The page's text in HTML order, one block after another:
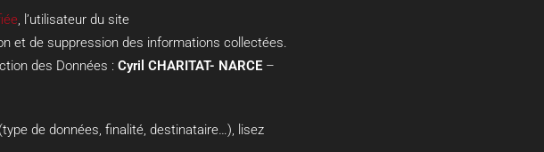
, l’utilisateur du site
et de suppression des informations collectées.
des Données : Cyril CHARITAT- NARCE–
de données, finalité, destinataire…), lisez